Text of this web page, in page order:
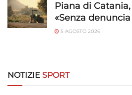
Piana di
«Senza
5 AGOSTO 2026
NOTIZIE SPORT